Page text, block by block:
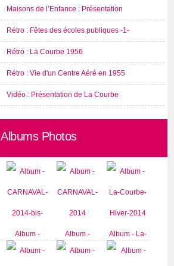
Maisons de l’Enfance : Présentation
Rétro : Fêtes des écoles publiques -1-
Rétro : La Courbe 1956
Rétro : Vie d'un Centre Aéré en 1955
Vidéo : Présentation de La Courbe
Albums Photos
Album -
CARNAVAL-
Album -
CARNAVAL-
Album - La-
Courbe-